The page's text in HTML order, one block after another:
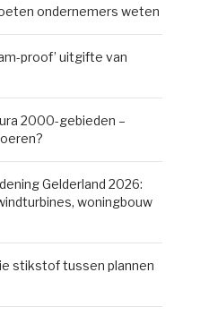
ondernemers weten
proof’ uitgifte van
2000-gebieden –
Gelderland 2026:
woningbouw
stikstof tussen plannen